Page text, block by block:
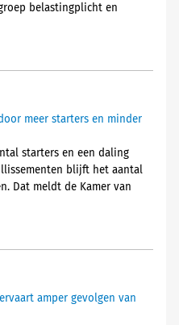
belastingplicht en
meer starters en minder
starters en een daling
blijft het aantal
Dat meldt de Kamer van
amper gevolgen van